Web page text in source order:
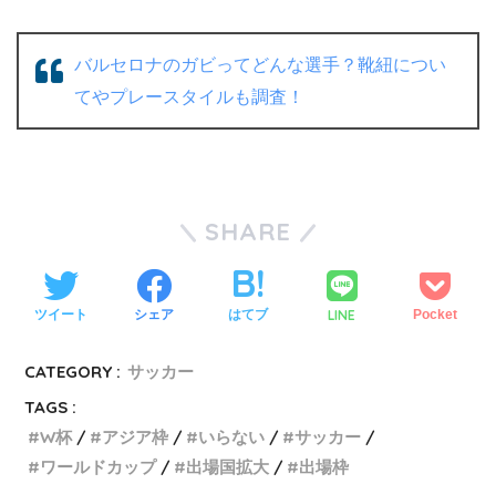
バルセロナのガビってどんな選手？靴紐につい
てやプレースタイルも調査！
SHARE
ツイート シェア はてブ LINE Pocket
CATEGORY : サッカー
TAGS :
W杯
アジア枠 いらない
サッカー
ワールドカップ
出場国拡大 出場枠